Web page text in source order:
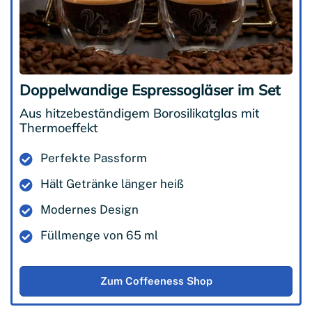
Doppelwandige Espressogläser im Set
Aus hitzebeständigem Borosilikatglas mit
Thermoeffekt
Perfekte Passform
Hält Getränke länger heiß
Modernes Design
Füllmenge von 65 ml
Zum Coffeeness Shop